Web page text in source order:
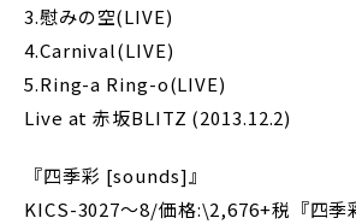
3.慰みの空(LIVE)
4.Carnival(LIVE)
5.Ring-a Ring-o(LIVE)
Live at 赤坂BLITZ (2013.12.2)
『四季彩 [sounds]』
KICS-3027～8/価格:\2,676+税『四